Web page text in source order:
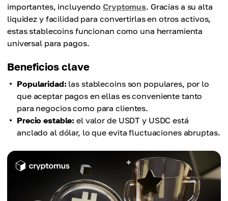
importantes, incluyendoCryptomus. Gracias a su alta
liquidez y facilidad para convertirlas en otros activos,
estas stablecoins funcionan como una herramienta
universal para pagos.
Beneficios clave
Popularidad: las stablecoins son populares, por lo
que aceptar pagos en ellas es conveniente tanto
para negocios como para clientes.
Precio estable: el valor de USDT y USDC está
anclado al dólar, lo que evita fluctuaciones abruptas.